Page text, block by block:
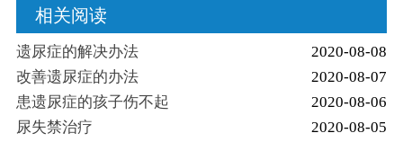
相关阅读
遗尿症的解决办法
2020-08-08
改善遗尿症的办法
2020-08-07
患遗尿症的孩子伤不起
2020-08-06
尿失禁治疗
2020-08-05